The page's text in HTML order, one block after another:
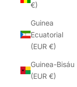
€)
Guinea
Ecuatorial
(EUR €)
Guinea-Bisáu
(EUR €)